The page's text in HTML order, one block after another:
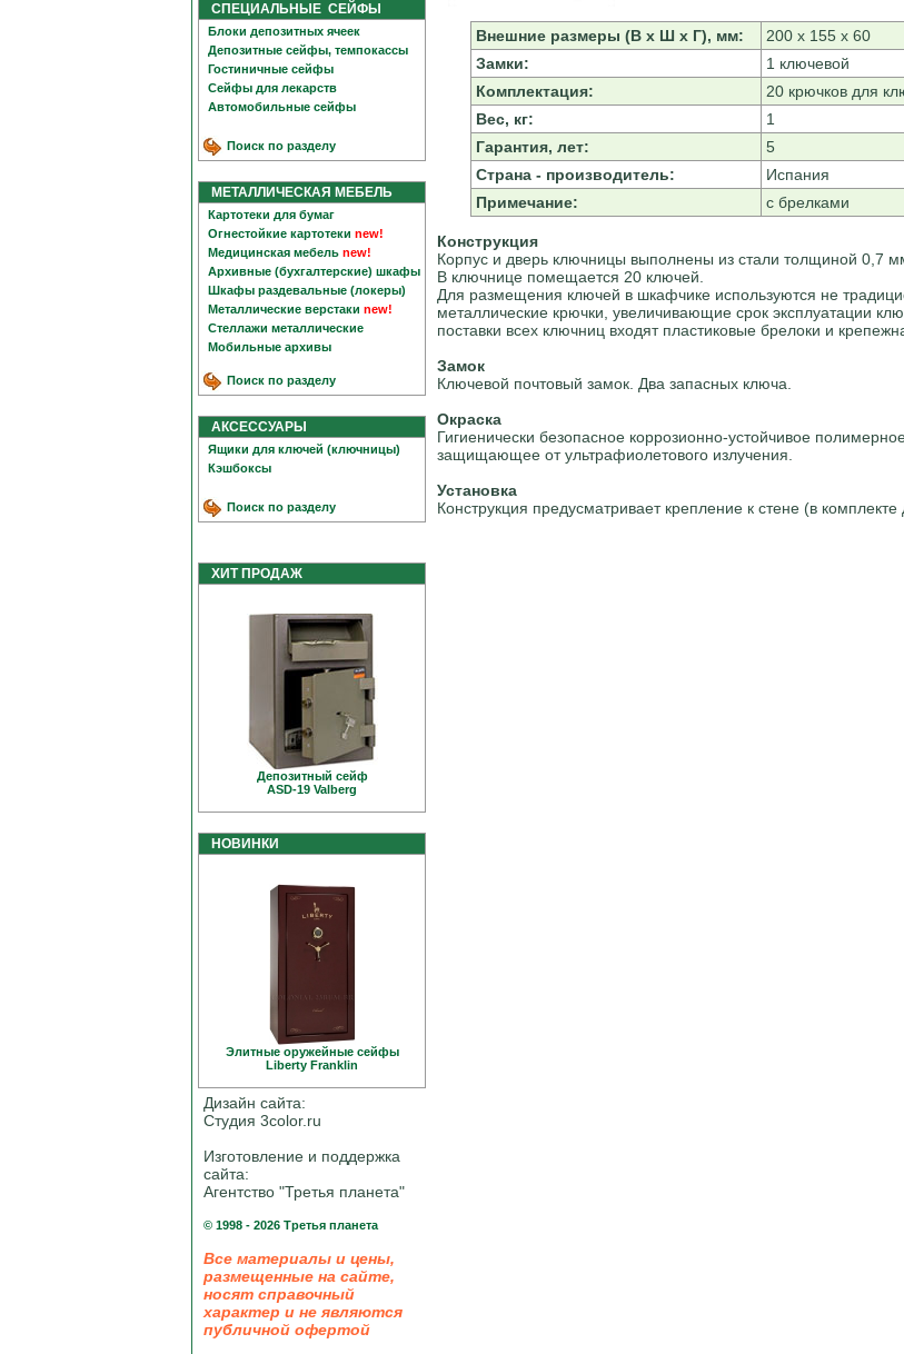
СПЕЦИАЛЬНЫЕ СЕЙФЫ
Блоки депозитных ячеек
Депозитные сейфы, темпокассы
Гостиничные сейфы
Сейфы для лекарств
Автомобильные сейфы
Поиск по разделу
МЕТАЛЛИЧЕСКАЯ МЕБЕЛЬ
Картотеки для бумаг
Огнестойкие картотеки new!
Медицинская мебель new!
Архивные (бухгалтерские) шкафы
Шкафы раздевальные (локеры)
Металлические верстаки new!
Стеллажи металлические
Мобильные архивы
Поиск по разделу
АКСЕССУАРЫ
Ящики для ключей (ключницы)
Кэшбоксы
Поиск по разделу
ХИТ ПРОДАЖ
Депозитный сейф
ASD-19 Valberg
НОВИНКИ
Элитные оружейные сейфы
Liberty Franklin
Дизайн сайта:
Студия 3color.ru
Изготовление и поддержка
сайта:
Агентство "Третья планета"
© 1998 - 2026 Третья планета
Все материалы и цены,
размещенные на сайте,
носят справочный
характер и не являются
публичной офертой
Внешние размеры (В х Ш х Г), мм:
200 х 155 х 60
Замки:
1 ключевой
Комплектация:
20 крючков для
Вес, кг:
1
Гарантия, лет:
5
Страна - производитель:
Испания
Примечание:
с брелками
Конструкция
Корпус и дверь ключницы выполнены из стали толщиной 0,7
В ключнице помещается 20 ключей.
Для размещения ключей в шкафчике используются не
металлические крючки, увеличивающие срок эксплуатации
поставки всех ключниц входят пластиковые брелоки и
Замок
Ключевой почтовый замок. Два запасных ключа.
Окраска
Гигиенически безопасное коррозионно-устойчивое
защищающее от ультрафиолетового излучения.
Установка
Конструкция предусматривает крепление к стене (в